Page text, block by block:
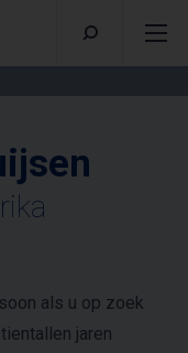
als u op zoek
jaren